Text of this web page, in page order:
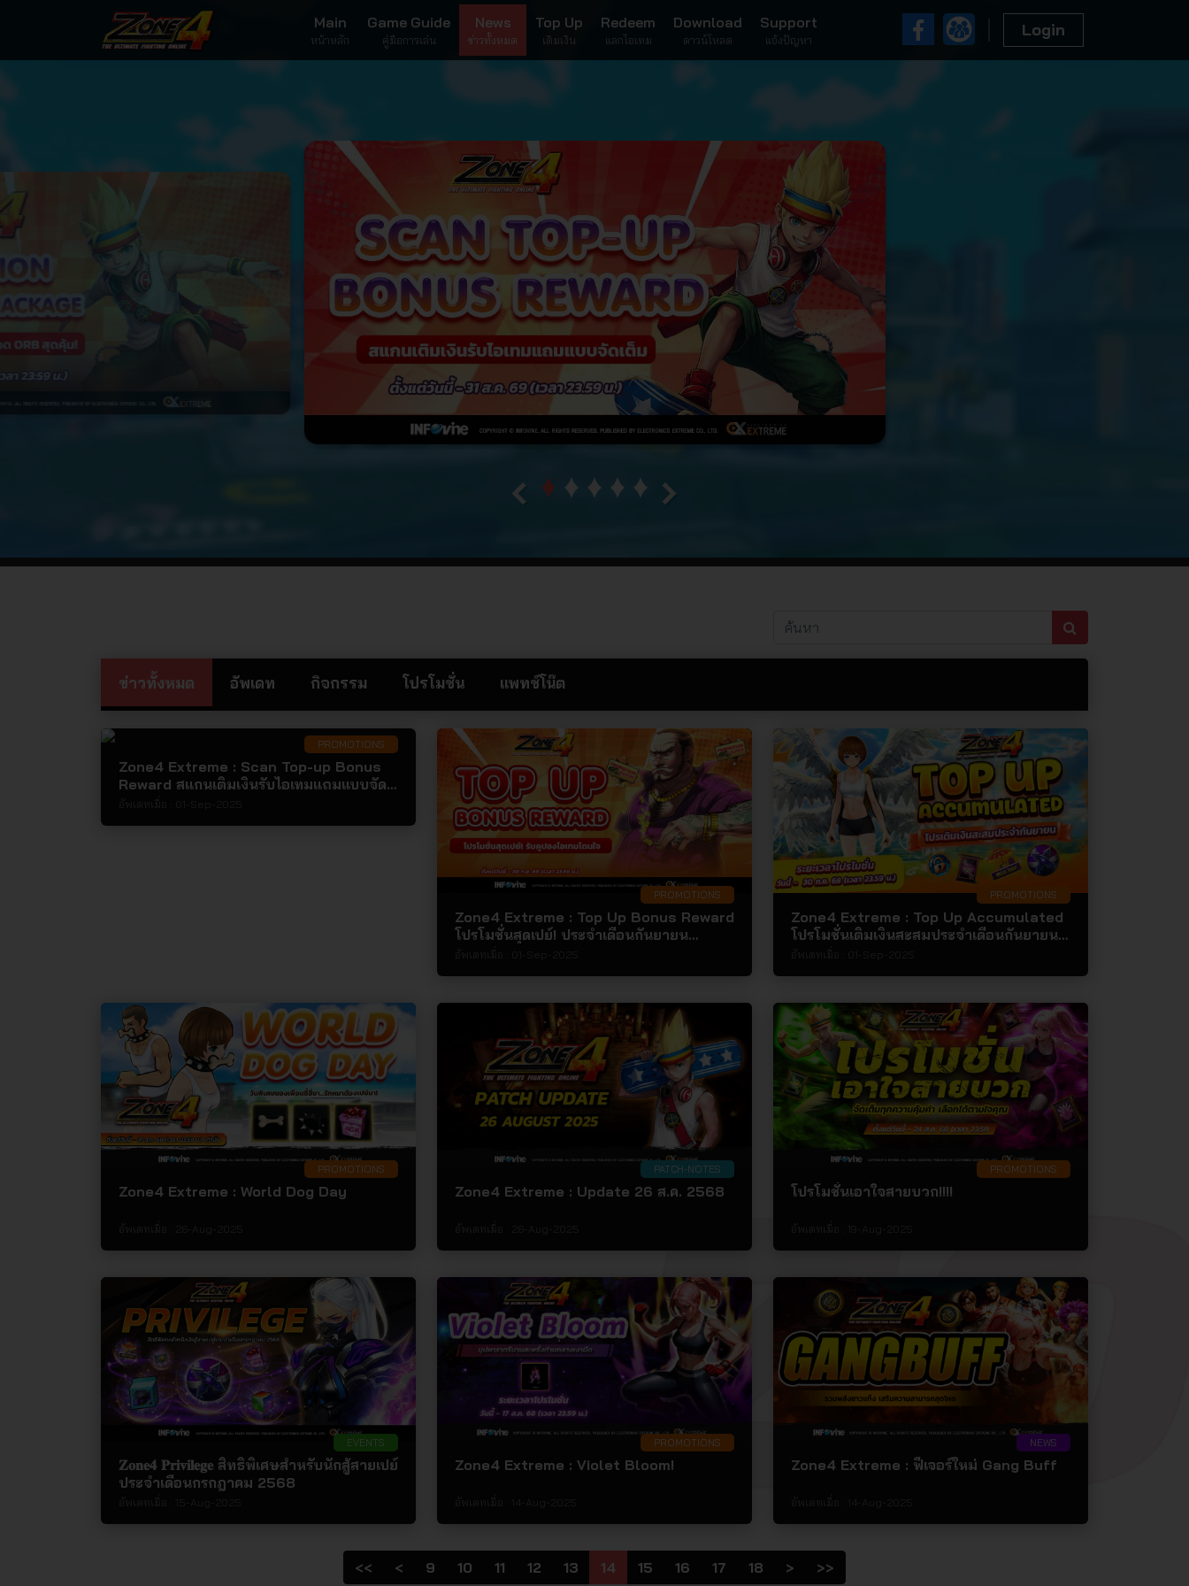
Main
หน้าหลัก
Game Guide
คู่มือการเล่น
News
ข่าวทั้งหมด
Top Up
เติมเงิน
Redeem
แลกไอเทม
Download
ดาวน์โหลด
Support
แจ้งปัญหา
Login
ข่าวทั้งหมด อัพเดท กิจกรรม โปรโมชั่น แพทช์โน๊ต
PROMOTIONS
Zone4 Extreme : Scan Top-up Bonus
Reward สแกนเติมเงินรับไอเทมแถมแบบจัด
PROMOTIONS
Zone4 Extreme : Top Up Bonus Reward
โปรโมชั่นสุดเปย์! ประจำเดือนกันยายน
PROMOTIONS
Zone4 Extreme : Top Up Accumulated
โปรโมชั่นเติมเงินสะสมประจำเดือนกันยายน
PROMOTIONS
Zone4 Extreme : World Dog Day
PATCH-NOTES
Zone4 Extreme : Update 26 ส.ค. 2568
PROMOTIONS
โปรโมชั่นเอาใจสายบวก!!!!
EVENTS
𝐙𝐨𝐧𝐞𝟒 𝐏𝐫𝐢𝐯𝐢𝐥𝐞𝐠𝐞 สิทธิพิเศษสำหรับนักสู้สายเปย์
ประจำเดือนกรกฎาคม 2568
PROMOTIONS
Zone4 Extreme : Violet Bloom!
NEWS
Zone4 Extreme : ฟีเจอร์ใหม่ Gang Buff
<< < 9 10 11 12 13 14 15 16 17 18 > >>